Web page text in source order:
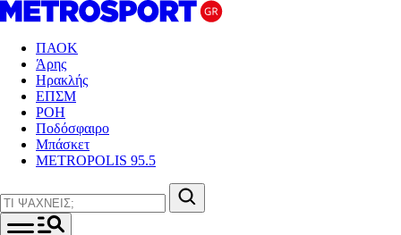
ΠΑΟΚ
Άρης
Ηρακλής
ΕΠΣΜ
ΡΟΗ
Ποδόσφαιρο
Μπάσκετ
METROPOLIS 95.5